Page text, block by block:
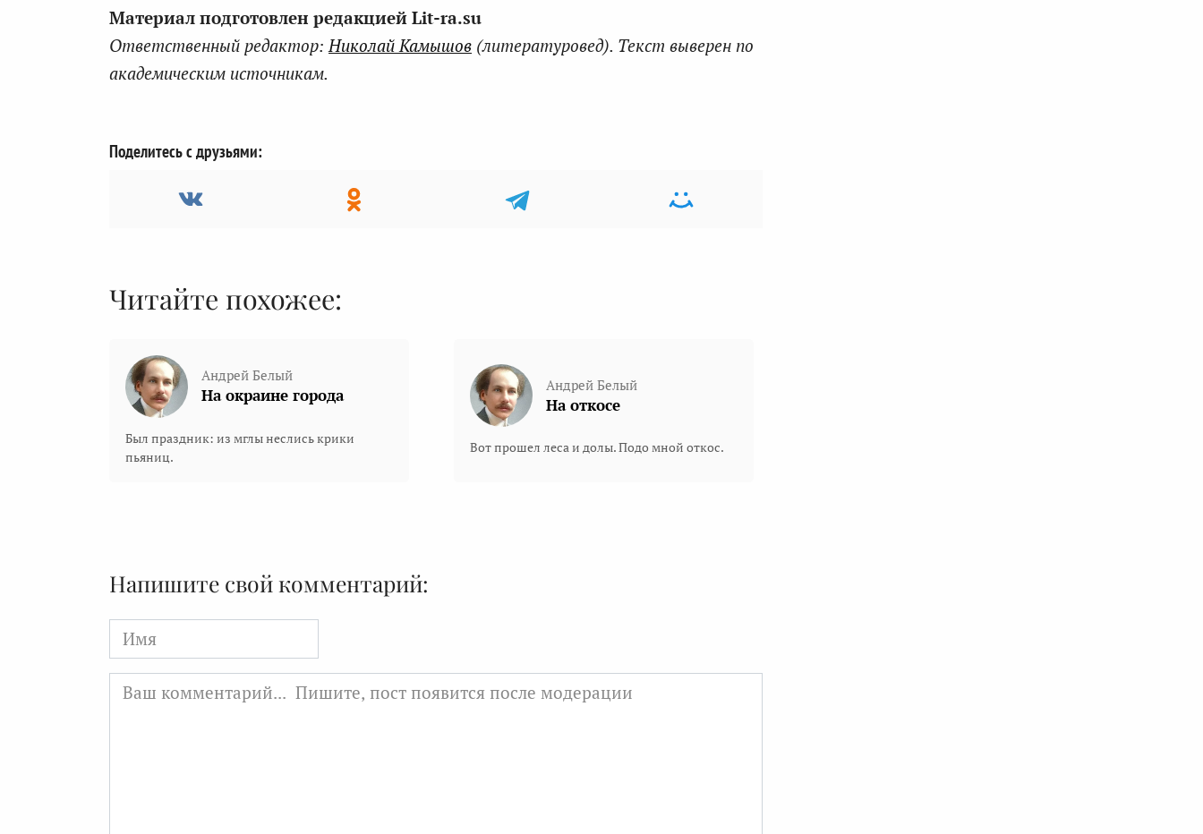
Материал подготовлен редакцией Lit-ra.su
Ответственный редактор:Николай Камышов (литературовед). Текст выверен по
академическим источникам.
Поделитесь с друзьями:
Читайте похожее:
Андрей Белый
На окраине города
Был праздник: из мглы неслись крики
пьяниц.
Андрей Белый
На откосе
Вот прошел леса и долы. Подо мной откос.
Напишите свой комментарий:
Имя